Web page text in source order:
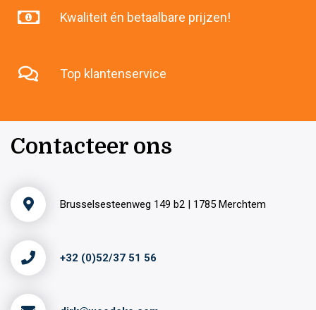
Kwaliteit én betaalbare prijzen!
Top klantenservice
Contacteer ons
Brusselsesteenweg 149 b2 | 1785 Merchtem
+32 (0)52/37 51 56